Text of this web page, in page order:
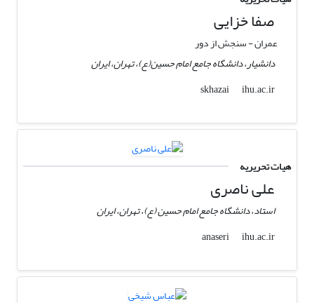
صفا خزایی
عمران - سنجش از دور
دانشیار، دانشگاه جامع امام حسین(ع)، تهران، ایران
skhazai
ihu.ac.ir
هیات تحریریه
علی ناصری
استاد، دانشگاه جامع امام حسین (ع)، تهران، ایران
anaseri
ihu.ac.ir